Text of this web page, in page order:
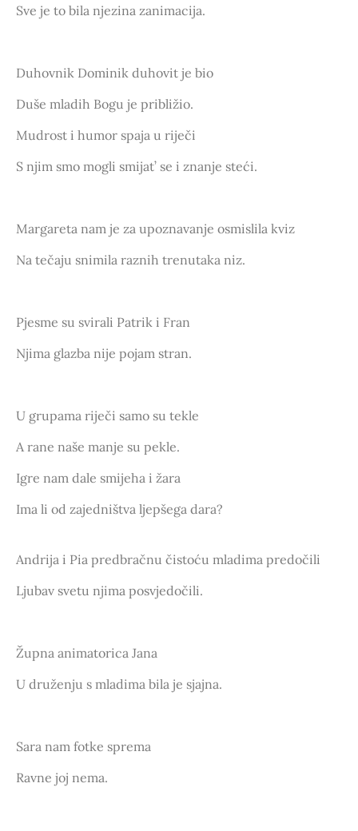
Sve je to bila njezina zanimacija.
Duhovnik Dominik duhovit je bio
Duše mladih Bogu je približio.
Mudrost i humor spaja u riječi
S njim smo mogli smijat’ se i znanje steći.
Margareta nam je za upoznavanje osmislila kviz
Na tečaju snimila raznih trenutaka niz.
Pjesme su svirali Patrik i Fran
Njima glazba nije pojam stran.
U grupama riječi samo su tekle
A rane naše manje su pekle.
Igre nam dale smijeha i žara
Ima li od zajedništva ljepšega dara?
Andrija i Pia predbračnu čistoću mladima predočili
Ljubav svetu njima posvjedočili.
Župna animatorica Jana
U druženju s mladima bila je sjajna.
Sara nam fotke sprema
Ravne joj nema.